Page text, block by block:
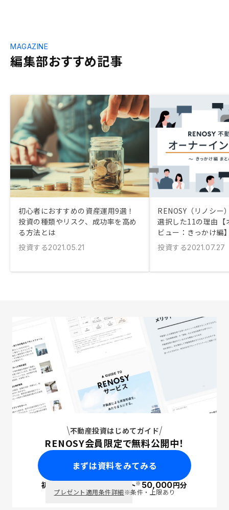
編集部おすすめ記事
MAGAZINE
初心者におすすめの資産運用9選！
投資の種類やリスク、成功率を高め
る方法とは
投資する2021.05.21
RENOSY（リノシー
選択した11の理由【
ビュー：きっかけ編
投資する2021.07.27
不動産投資はじめてガイド
RENOSY会員限定で無料公開中！
まずは資料をみてみる
初回面談で ポイント※50,000円分
プレゼント適用条件詳細※条件・上限あり